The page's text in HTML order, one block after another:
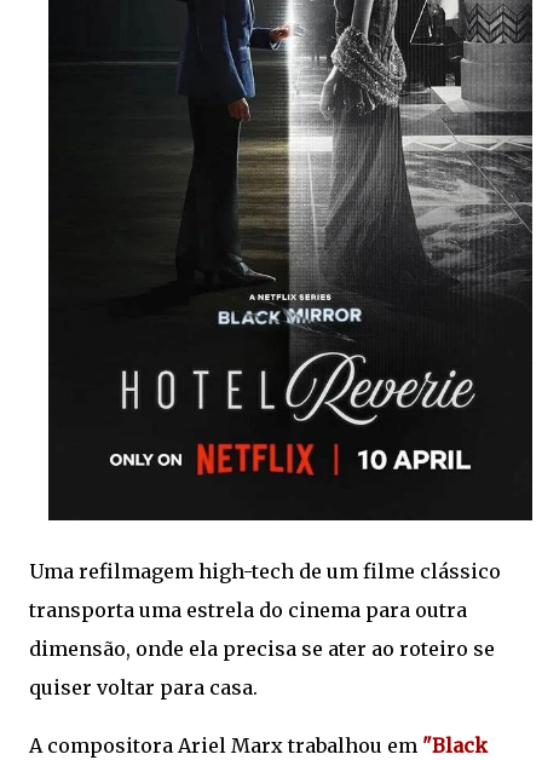
Uma refilmagem high-tech de um filme clássico
transporta uma estrela do cinema para outra
dimensão, onde ela precisa se ater ao roteiro se
quiser voltar para casa.
A compositora Ariel Marx trabalhou em "Black